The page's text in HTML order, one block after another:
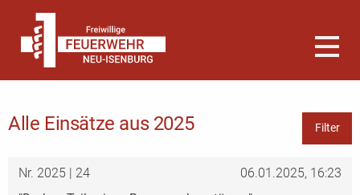
Alle Einsätze aus 2025 Filter
Nr. 2025 | 24
06.01.2025, 16:23